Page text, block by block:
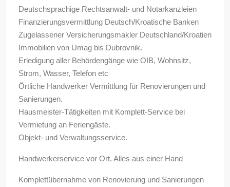
Deutschsprachige Rechtsanwalt- und Notarkanzleien
Finanzierungsvermittlung Deutsch/Kroatische Banken
Zugelassener Versicherungsmakler Deutschland/Kroatien
Immobilien von Umag bis Dubrovnik.
Erledigung aller Behördengänge wie OIB, Wohnsitz,
Strom, Wasser, Telefon etc
Örtliche Handwerker Vermittlung für Renovierungen und
Sanierungen.
Hausmeister-Tätigkeiten mit Komplett-Service bei
Vermietung an Feriengäste.
Objekt- und Verwaltungsservice.
Handwerkerservice vor Ort. Alles aus einer Hand
Komplettübernahme von Renovierung und Sanierungen